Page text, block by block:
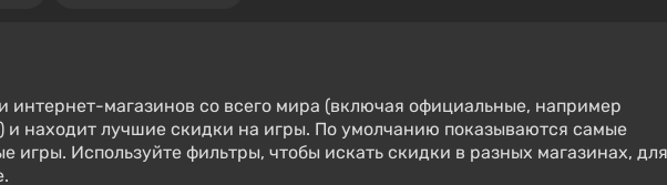
интернет-магазинов со всего мира (включая официальные, например
и находит лучшие скидки на игры. По умолчанию показываются самые
игры. Используйте фильтры, чтобы искать скидки в разных магазинах, для